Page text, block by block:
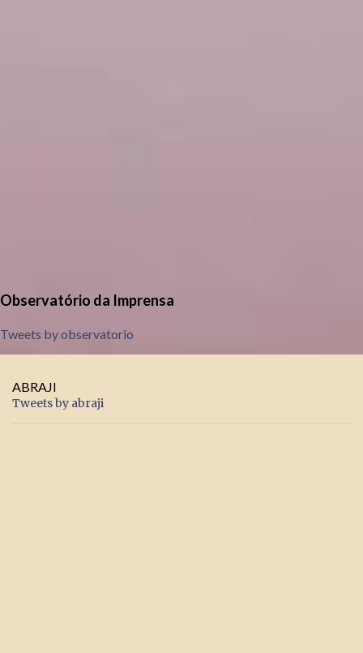
Observatório da Imprensa
Tweets by observatorio
ABRAJI
Tweets by abraji